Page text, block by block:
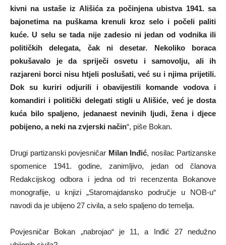
kivni na ustaše iz Ališića za počinjena ubistva 1941. sa
bajonetima na puškama krenuli kroz selo i počeli paliti
kuće. U selu se tada nije zadesio ni jedan od vodnika ili
političkih delegata, čak ni desetar. Nekoliko boraca
pokušavalo je da spriječi osvetu i samovolju, ali ih
razjareni borci nisu htjeli poslušati, već su i njima prijetili.
Dok su kuriri odjurili i obavijestili komande vodova i
komandiri i politički delegati stigli u Ališiće, već je dosta
kuća bilo spaljeno, jedanaest nevinih ljudi, žena i djece
pobijeno, a neki na zvjerski način“, piše Bokan.
Drugi partizanski povjesničar Milan Inđić, nosilac Partizanske
spomenice 1941. godine, zanimljivo, jedan od članova
Redakcijskog odbora i jedna od tri recenzenta Bokanove
monografije, u knjizi „Staromajdansko područje u NOB-u“
navodi da je ubijeno 27 civila, a selo spaljeno do temelja.
Povjesničar Bokan „nabrojao“ je 11, a Inđić 27 nedužno